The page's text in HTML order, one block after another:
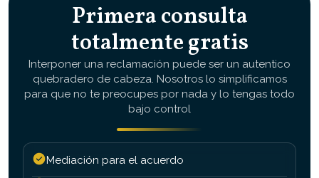
Primera consulta
totalmente gratis
Interponer una reclamación puede ser un autentico
quebradero de cabeza. Nosotros lo simplificamos
para que no te preocupes por nada y lo tengas todo
bajo control
Mediación para el acuerdo